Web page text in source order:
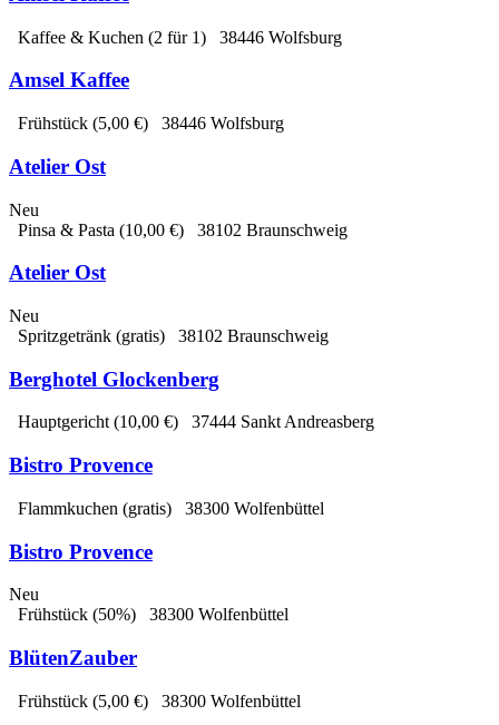
Kaffee & Kuchen (2 für 1) 38446 Wolfsburg
Amsel Kaffee
Frühstück (5,00 €) 38446 Wolfsburg
Atelier Ost
Neu
Pinsa & Pasta (10,00 €) 38102 Braunschweig
Atelier Ost
Neu
Spritzgetränk (gratis) 38102 Braunschweig
Berghotel Glockenberg
Hauptgericht(10,00 €) 37444 Sankt Andreasberg
Bistro Provence
Flammkuchen (gratis) 38300 Wolfenbüttel
Bistro Provence
Neu
Frühstück (50%) 38300 Wolfenbüttel
BlütenZauber
Frühstück (5,00 €) 38300 Wolfenbüttel